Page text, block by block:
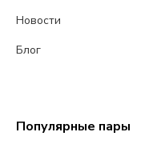
Новости
Блог
Популярные пары